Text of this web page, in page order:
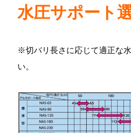
水圧サポート
※切バリ長さに応じて適正な
い。